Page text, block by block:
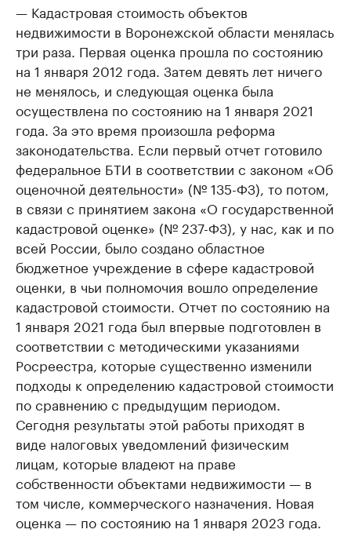
— Кадастровая стоимость объектов
недвижимости в Воронежской области менялась
три раза. Первая оценка прошла по состоянию
на 1 января 2012 года. Затем девять лет ничего
не менялось, и следующая оценка была
осуществлена по состоянию на 1 января 2021
года. За это время произошла реформа
законодательства. Если первый отчет готовило
федеральное БТИ в соответствии с законом «Об
оценочной деятельности» (№ 135-ФЗ), то потом,
в связи с принятием закона «О государственной
кадастровой оценке» (№ 237-ФЗ), у нас, как и по
всей России, было создано областное
бюджетное учреждение в сфере кадастровой
оценки, в чьи полномочия вошло определение
кадастровой стоимости. Отчет по состоянию на
1 января 2021 года был впервые подготовлен в
соответствии с методическими указаниями
Росреестра, которые существенно изменили
подходы к определению кадастровой стоимости
по сравнению с предыдущим периодом.
Сегодня результаты этой работы приходят в
виде налоговых уведомлений физическим
лицам, которые владеют на праве
собственности объектами недвижимости — в
том числе, коммерческого назначения. Новая
оценка — по состоянию на 1 января 2023 года.